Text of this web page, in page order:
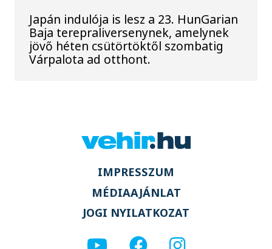
Japán indulója is lesz a 23. HunGarian
Baja terepraliversenynek, amelynek
jövő héten csütörtöktől szombatig
Várpalota ad otthont.
IMPRESSZUM
MÉDIAAJÁNLAT
JOGI NYILATKOZAT